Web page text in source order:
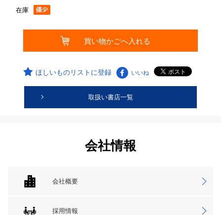
在庫
ほしいものリストに登録 いいね
取扱い書店一覧
会社情報
会社概要
採用情報